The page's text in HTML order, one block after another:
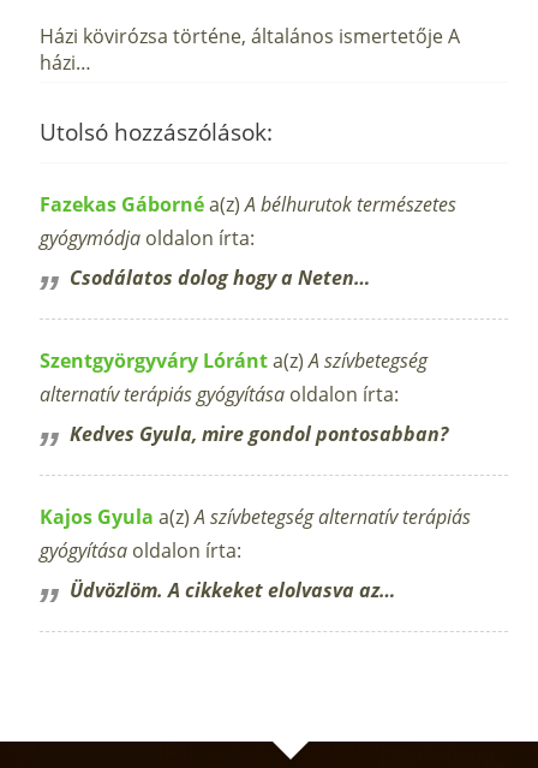
Házi kövirózsa történe, általános ismertetője A
házi…
Utolsó hozzászólások:
Fazekas Gábornéa(z)A bélhurutok természetes
gyógymódja oldalon írta:
Csodálatos dolog hogy a Neten…
Szentgyörgyváry Lóránta(z)A szívbetegség
alternatív terápiás gyógyítása oldalon írta:
Kedves Gyula, mire gondol pontosabban?
Kajos Gyula a(z)A szívbetegség alternatív terápiás
gyógyítása oldalon írta:
Üdvözlöm. A cikkeket elolvasva az…